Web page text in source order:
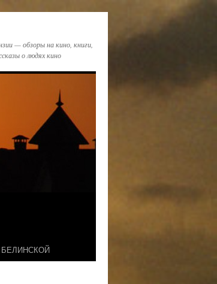
— обзоры на кино, книги,
о людях кино